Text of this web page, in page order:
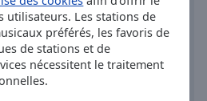
utilisateurs. Les stations de
préférés, les favoris de
de stations et de
nécessitent le traitement